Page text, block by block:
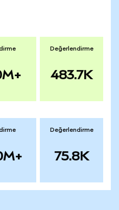
Değerlendirme
483.7K
Değerlendirme
75.8K